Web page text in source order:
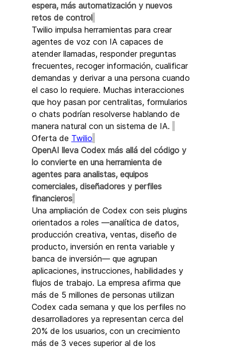
espera, más automatización y nuevos
retos de control
Twilio impulsa herramientas para crear
agentes de voz con IA capaces de
atender llamadas, responder preguntas
frecuentes, recoger información, cualificar
demandas y derivar a una persona cuando
el caso lo requiere. Muchas interacciones
que hoy pasan por centralitas, formularios
o chats podrían resolverse hablando de
manera natural con un sistema de IA.
Oferta de Twilio
OpenAI lleva Codex más allá del código y
lo convierte en una herramienta de
agentes para analistas, equipos
comerciales, diseñadores y perfiles
financieros
Una ampliación de Codex con seis plugins
orientados a roles —analítica de datos,
producción creativa, ventas, diseño de
producto, inversión en renta variable y
banca de inversión— que agrupan
aplicaciones, instrucciones, habilidades y
flujos de trabajo. La empresa afirma que
más de 5 millones de personas utilizan
Codex cada semana y que los perfiles no
desarrolladores ya representan cerca del
20% de los usuarios, con un crecimiento
más de 3 veces superior al de los